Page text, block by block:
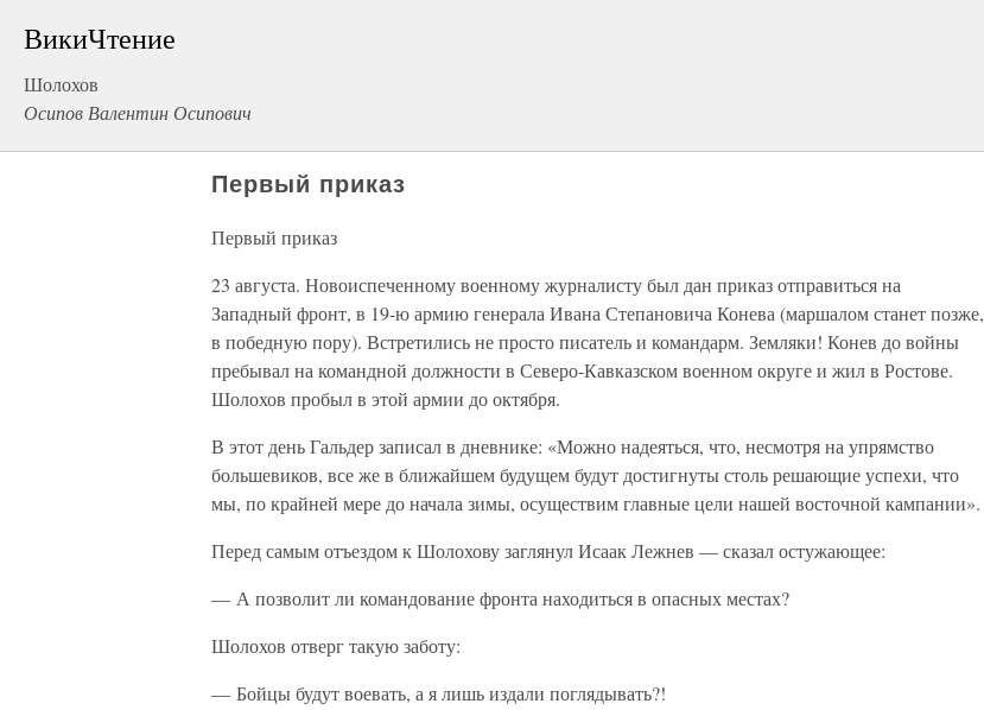
ВикиЧтение
Шолохов
Осипов Валентин Осипович
Первый приказ
Первый приказ
23 августа. Новоиспеченному военному журналисту был дан приказ отправиться на
Западный фронт, в 19-ю армию генерала Ивана Степановича Конева (маршалом станет позже,
в победную пору). Встретились не просто писатель и командарм. Земляки! Конев до войны
пребывал на командной должности в Северо-Кавказском военном округе и жил в Ростове.
Шолохов пробыл в этой армии до октября.
В этот день Гальдер записал в дневнике: «Можно надеяться, что, несмотря на упрямство
большевиков, все же в ближайшем будущем будут достигнуты столь решающие успехи, что
мы, по крайней мере до начала зимы, осуществим главные цели нашей восточной кампании».
Перед самым отъездом к Шолохову заглянул Исаак Лежнев — сказал остужающее:
— А позволит ли командование фронта находиться в опасных местах?
Шолохов отверг такую заботу:
— Бойцы будут воевать, а я лишь издали поглядывать?!